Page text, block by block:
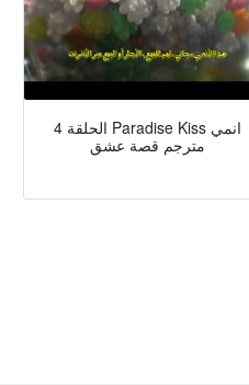
الحلقة 4 Paradise Kiss انمي
مترجم قصة عشق